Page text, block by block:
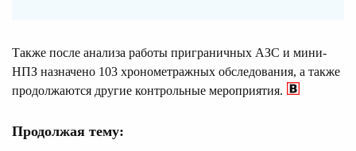
Также после анализа работы приграничных АЗС и мини-
НПЗ назначено 103 хронометражных обследования, а также
продолжаются другие контрольные мероприятия.
Продолжая тему: